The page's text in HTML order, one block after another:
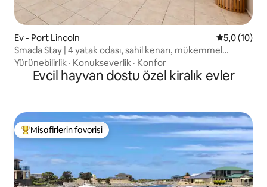
Ev - Port Lincoln 55,0 (10)
Smada Stay | 4 yatak odası, sahil kenarı, mükemmel
eğlence
Yürünebilirlik · Konukseverlik · Konfor
Evcil hayvan dostu özel kiralık evler
Misafirlerin favorilerinden en beğenilenler arasında
Misafirlerin favorisi